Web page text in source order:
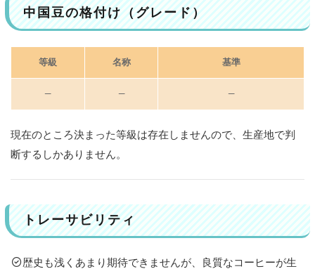
じ
地
コ
ー
産
【
】
4
と
中国豆の格付け（グレード）
等級 名称 基準
— — —
現在のところ決まった等級は存在しませんので、生産地で判
断するしかありません。
トレーサビリティ
歴史も浅くあまり期待できませんが、良質なコーヒーが生